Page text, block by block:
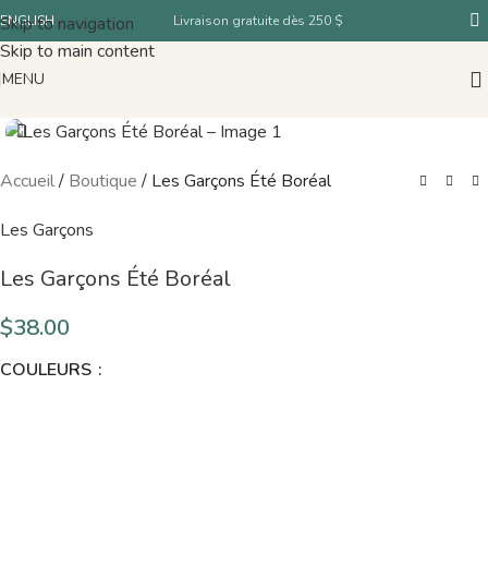
Skip to navigation
Skip to main content
ENGLISH Livraison gratuite dès 250 $
MENU
Accueil/ Boutique / Les Garçons Été Boréal
Les Garçons
Les Garçons Été Boréal
$38.00
COULEURS